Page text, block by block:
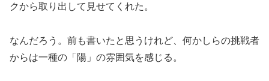
クから取り出して見せてくれた。
なんだろう。前も書いたと思うけれど、何かしらの挑戦者
からは一種の「陽」の雰囲気を感じる。